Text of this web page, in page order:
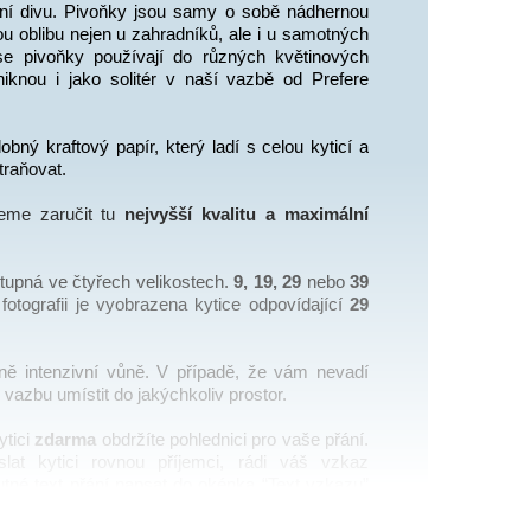
divu. Pivoňky jsou samy o sobě nádhernou
oblibu nejen u zahradníků, ale i u samotných
pivoňky používají do různých květinových
i jako solitér v naší vazbě od Prefere
kraftový papír, který ladí s celou kyticí a
zaručit tu nejvyšší kvalitu a maximální
ve čtyřech velikostech. 9, 19, 29 nebo
je vyobrazena kytice odpovídající 29
intenzivní vůně. V případě, že vám nevadí
umístit do jakýchkoliv prostor.
zdarma obdržíte pohlednici pro vaše přání.